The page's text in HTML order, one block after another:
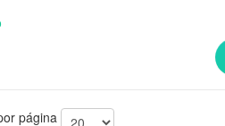
página